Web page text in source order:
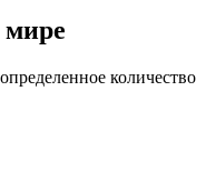
мире
количество